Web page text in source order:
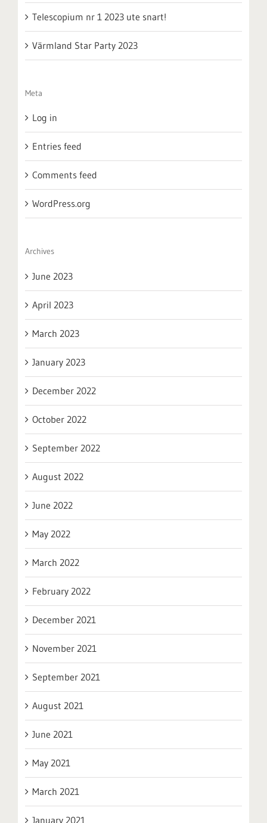
Telescopium nr 1 2023 ute snart!
Värmland Star Party 2023
Meta
Log in
Entries feed
Comments feed
WordPress.org
Archives
June 2023
April 2023
March 2023
January 2023
December 2022
October 2022
September 2022
August 2022
June 2022
May 2022
March 2022
February 2022
December 2021
November 2021
September 2021
August 2021
June 2021
May 2021
March 2021
January 2021